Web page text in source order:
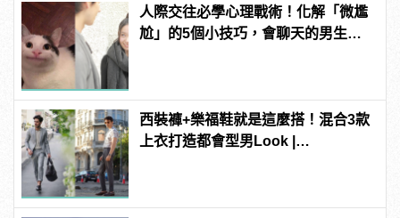
人際交往必學心理戰術！化解「微尷
尬」的5個小技巧，會聊天的男生更
西裝褲+樂福鞋就是這麼搭！混合3款
上衣打造都會型男Look |